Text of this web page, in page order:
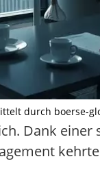
durch boerse-
Dank